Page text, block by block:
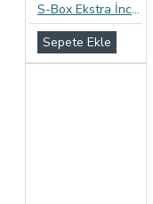
S-Box Ekstra İnce Prezervatif 12li Paket
Sepete Ekle